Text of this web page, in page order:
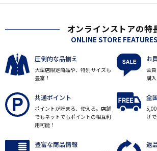
オンラインストアの特
ONLINE STORE FEATURES
圧倒的な品揃え
大型店限定商品や、特別サイズも
豊富！
お
会
購
共通ポイント
ポイントが貯まる、使える。店舗
でもネットでもポイントの相互利
用可能！
全
げ
豊富な商品情報 返